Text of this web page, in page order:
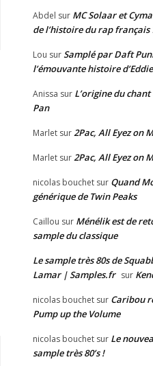
Abdel sur MC Solaar et
de l’histoire du rap français
Lou surSamplé par Daft
l’émouvante histoire
Anissa sur L’origine du
Pan
Marlet sur2Pac, All Eyez on
Marlet sur2Pac, All Eyez on
nicolas bouchet sur Quand
générique de Twin Peaks
Caillou sur Ménélik est de
sample du classique
Le sample très 80s de
Lamar | Samples.fr sur
nicolas bouchet sur Caribou
Pump up the Volume
nicolas bouchet sur Le
sample très 80’s !